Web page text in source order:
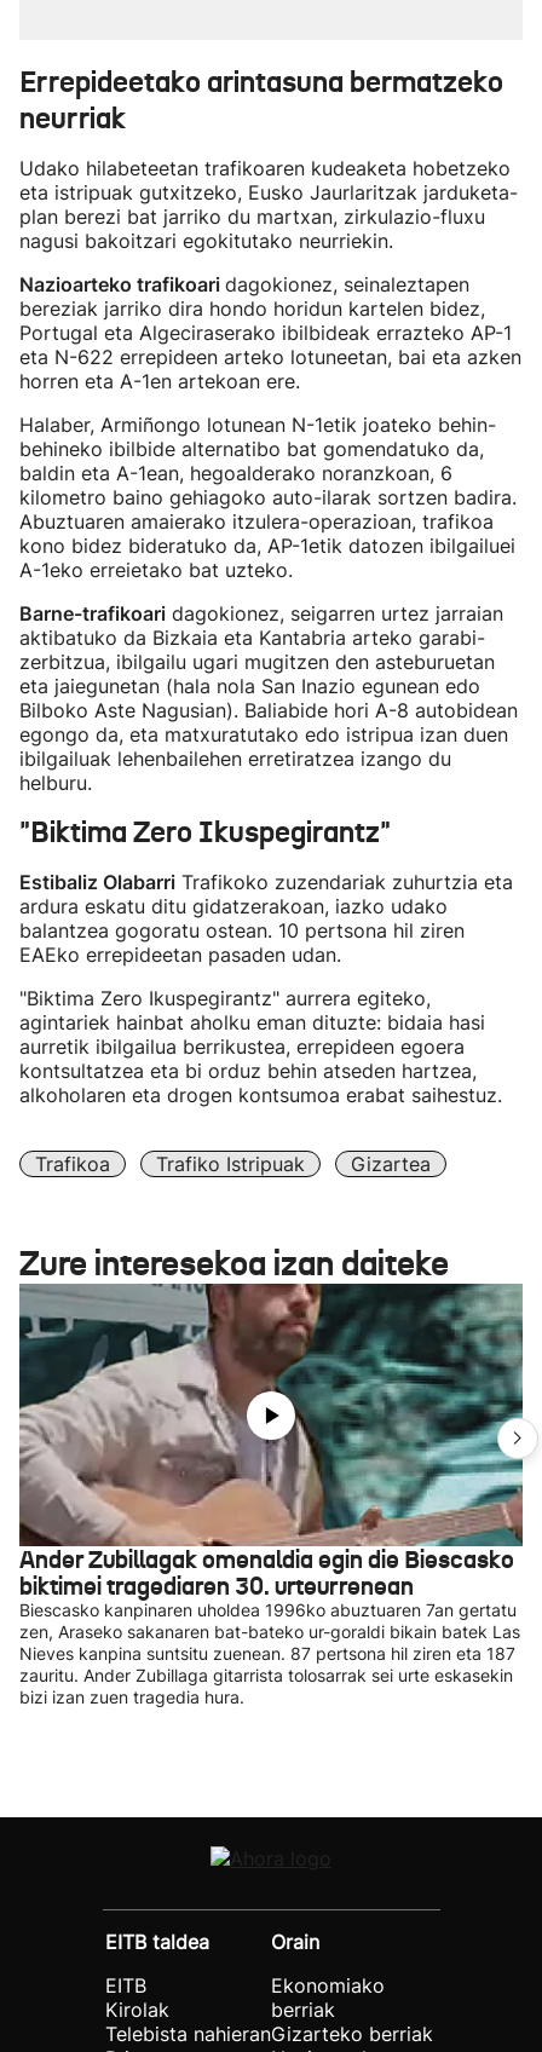
Errepideetako arintasuna bermatzeko
neurriak
Udako hilabeteetan trafikoaren kudeaketa hobetzeko
eta istripuak gutxitzeko, Eusko Jaurlaritzak jarduketa-
plan berezi bat jarriko du martxan, zirkulazio-fluxu
nagusi bakoitzari egokitutako neurriekin.
Nazioarteko trafikoari dagokionez, seinaleztapen
bereziak jarriko dira hondo horidun kartelen bidez,
Portugal eta Algeciraserako ibilbideak errazteko AP-1
eta N-622 errepideen arteko lotuneetan, bai eta azken
horren eta A-1en artekoan ere.
Halaber, Armiñongo lotunean N-1etik joateko behin-
behineko ibilbide alternatibo bat gomendatuko da,
baldin eta A-1ean, hegoalderako noranzkoan, 6
kilometro baino gehiagoko auto-ilarak sortzen badira.
Abuztuaren amaierako itzulera-operazioan, trafikoa
kono bidez bideratuko da, AP-1etik datozen ibilgailuei
A-1eko erreietako bat uzteko.
Barne-trafikoari dagokionez, seigarren urtez jarraian
aktibatuko da Bizkaia eta Kantabria arteko garabi-
zerbitzua, ibilgailu ugari mugitzen den asteburuetan
eta jaiegunetan (hala nola San Inazio egunean edo
Bilboko Aste Nagusian). Baliabide hori A-8 autobidean
egongo da, eta matxuratutako edo istripua izan duen
ibilgailuak lehenbailehen erretiratzea izango du
helburu.
"Biktima Zero Ikuspegirantz"
Estibaliz Olabarri Trafikoko zuzendariak zuhurtzia eta
ardura eskatu ditu gidatzerakoan, iazko udako
balantzea gogoratu ostean. 10 pertsona hil ziren
EAEko errepideetan pasaden udan.
"Biktima Zero Ikuspegirantz" aurrera egiteko,
agintariek hainbat aholku eman dituzte: bidaia hasi
aurretik ibilgailua berrikustea, errepideen egoera
kontsultatzea eta bi orduz behin atseden hartzea,
alkoholaren eta drogen kontsumoa erabat saihestuz.
Trafikoa Trafiko Istripuak Gizartea
Zure interesekoa izan daiteke
Ander Zubillagak omenaldia egin die Biescasko
biktimei tragediaren 30. urteurrenean
Biescasko kanpinaren uholdea 1996ko abuztuaren 7an gertatu
zen, Araseko sakanaren bat-bateko ur-goraldi bikain batek Las
Nieves kanpina suntsitu zuenean. 87 pertsona hil ziren eta 187
zauritu. Ander Zubillaga gitarrista tolosarrak sei urte eskasekin
bizi izan zuen tragedia hura.
EITB taldea
EITB
Kirolak
Telebista nahieran
Orain
Ekonomiako
berriak
Gizarteko berriak